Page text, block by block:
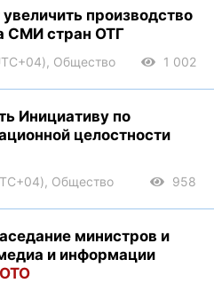
производство
СМИ стран ОТГ
Общество 1 002
Инициативу по
целостности
Общество 958
министров и
и информации